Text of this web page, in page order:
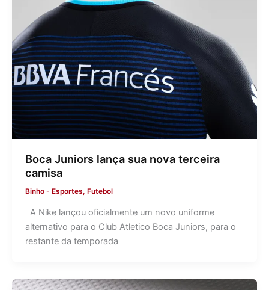
Boca Juniors lança sua nova terceira
camisa
Binho - Esportes, Futebol
A Nike lançou oficialmente um novo uniforme
alternativo para o Club Atletico Boca Juniors, para o
restante da temporada